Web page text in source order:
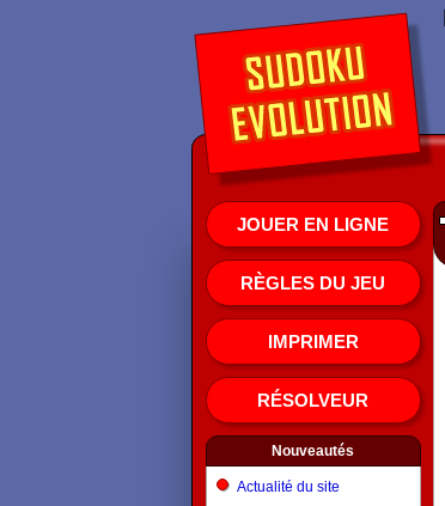
JOUER EN LIGNE
RÈGLES DU JEU
IMPRIMER
RÉSOLVEUR
Nouveautés
Actualité du site